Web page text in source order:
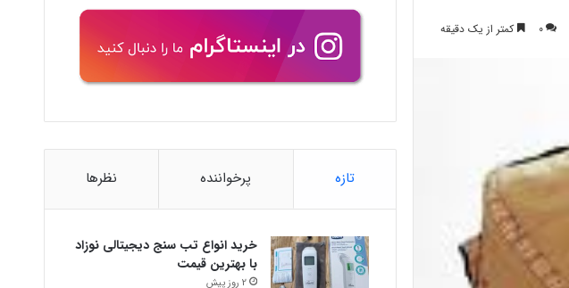
0 کمتر از یک دقیقه
تازه پرخواننده نظرها
خرید انواع تب سنج دیجیتالی نوزاد
با بهترین قیمت
2 روز پیش